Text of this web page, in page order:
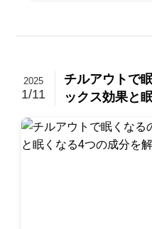
チルアウトで
ックス効果と
2025
1/11